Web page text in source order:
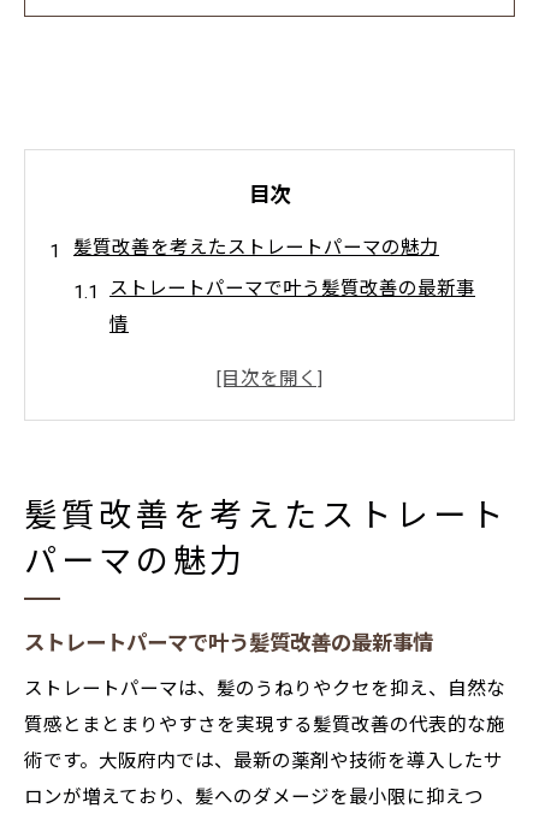
目次
髪質改善を考えたストレートパーマの魅力
ストレートパーマで叶う髪質改善の最新事
情
大阪メンズに人気のストレートパーマ活用
ストレートパーマで理想の質感と扱いやす
さ
識
自然な質感を叶えるパーマ選びのコツ
ストレートパーマと自然な仕上がりの関係
性
大阪府で選ぶパーマとストレートの違いを
髪質改善を考えたストレート
パーマの魅力
ストレートパーマで叶う髪質改善の最新事情
ストレートパーマは、髪のうねりやクセを抑え、自然な
質感とまとまりやすさを実現する髪質改善の代表的な施
術です。大阪府内では、最新の薬剤や技術を導入したサ
ロンが増えており、髪へのダメージを最小限に抑えつ